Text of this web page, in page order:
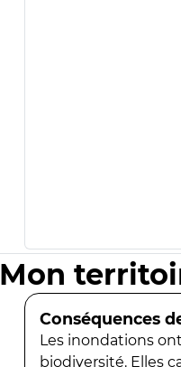
Mon
Conséquences
Les inondations
biodiversité. Elles